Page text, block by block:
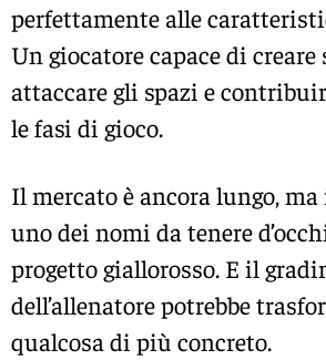
perfettamente alle
Un giocatore capace di
attaccare gli spazi e
le fasi di gioco.
Il mercato è ancora lungo,
uno dei nomi da tenere
progetto giallorosso. E il
dell’allenatore potrebbe
qualcosa di più concreto.